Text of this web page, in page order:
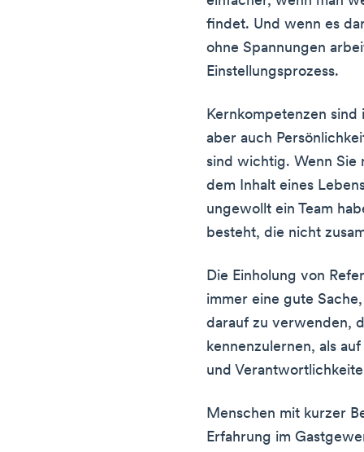
findet. Und wenn es
ohne Spannungen
Einstellungsprozess.
Kernkompetenzen
aber auch
sind wichtig. Wenn Sie
dem Inhalt eines
ungewollt ein Team
besteht, die nicht
Die Einholung von
immer eine gute
darauf zu verwenden,
kennenzulernen, als
und
Menschen mit kurzer
Erfahrung im